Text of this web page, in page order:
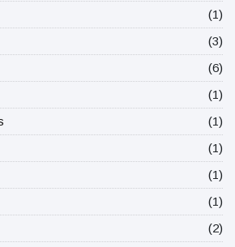
(1)
(3)
(6)
(1)
(1)
(1)
(1)
(1)
(2)